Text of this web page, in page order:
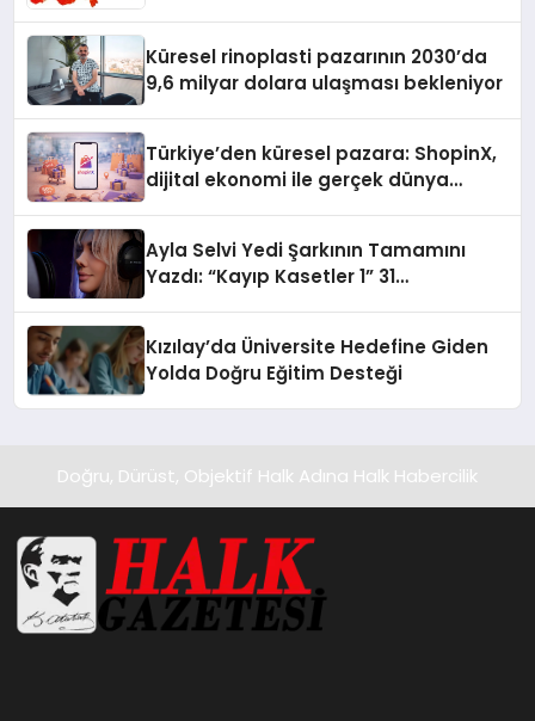
Küresel rinoplasti pazarının 2030’da
9,6 milyar dolara ulaşması bekleniyor
Türkiye’den küresel pazara: ShopinX,
dijital ekonomi ile gerçek dünya
Ayla Selvi Yedi Şarkının Tamamını
Yazdı: “Kayıp Kasetler 1” 31
Kızılay’da Üniversite Hedefine Giden
Yolda Doğru Eğitim Desteği
Doğru, Dürüst, Objektif Halk Adına Halk Habercilik